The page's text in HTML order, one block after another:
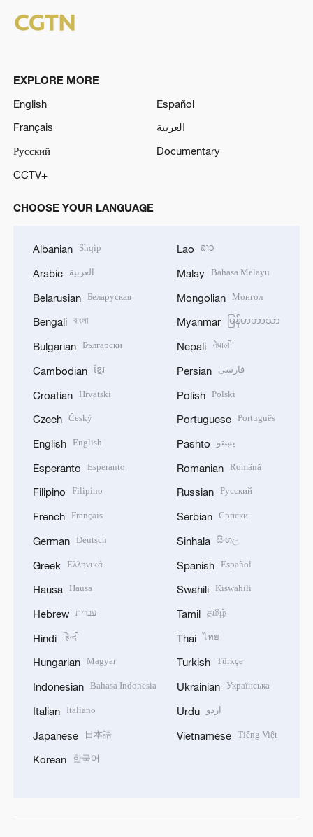
EXPLORE MORE
English
Español
Français
العربية
Русский
Documentary
CCTV+
CHOOSE YOUR LANGUAGE
Albanian Shqip
Arabic العربية
Belarusian Беларуская
Bengali বাংলা
Bulgarian Български
Cambodian ខ្មែរ
Croatian Hrvatski
Czech Český
English English
Esperanto Esperanto
Filipino Filipino
French Français
German Deutsch
Greek Ελληνικά
Hausa Hausa
Hebrew עברית
Hindi हिन्दी
Hungarian Magyar
Indonesian Bahasa Indonesia
Italian Italiano
Japanese 日本語
Korean 한국어
Lao ລາວ
Malay Bahasa Melayu
Mongolian Монгол
Myanmar မြန်မာဘာသာ
Nepali नेपाली
Persian فارسی
Polish Polski
Portuguese Português
Pashto پښتو
Romanian Română
Russian Русский
Serbian Српски
Sinhala සිංහල
Spanish Español
Swahili Kiswahili
Tamil தமிழ்
Thai ไทย
Turkish Türkçe
Ukrainian Українська
Urdu اردو
Vietnamese Tiếng Việt